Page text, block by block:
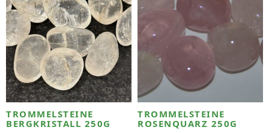
TROMMELSTEINE
BERGKRISTALL 250G
TROMMELSTEINE
ROSENQUARZ 250G